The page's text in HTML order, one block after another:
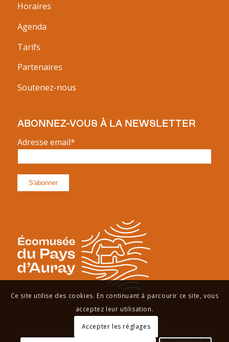
Horaires
Agenda
Tarifs
Partenaires
Soutenez-nous
ABONNEZ-VOUS À LA NEWSLETTER
Adresse email*
Mentions Légales-Conditions
Ce site utilise des cookies. En continuant à parcourir ce site, vous
acceptez leur utilisation.
Accepter les réglages